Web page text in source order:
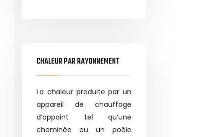
CHALEUR PAR RAYONNEMENT
La chaleur produite par un
appareil de chauffage
d’appoint tel qu’une
cheminée ou un poêle